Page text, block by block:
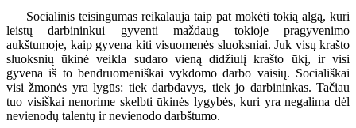
Socialinis teisingumas reikalauja taip pat mokėti tokią algą, kuri
leistų darbininkui gyventi maždaug tokioje pragyvenimo
aukštumoje, kaip gyvena kiti visuomenės sluoksniai. Juk visų krašto
sluoksnių ūkinė veikla sudaro vieną didžiulį krašto ūkį, ir visi
gyvena iš to bendruomeniškai vykdomo darbo vaisių. Sociališkai
visi žmonės yra lygūs: tiek darbdavys, tiek jo darbininkas. Tačiau
tuo visiškai nenorime skelbti ūkinės lygybės, kuri yra negalima dėl
nevienodų talentų ir nevienodo darbštumo.